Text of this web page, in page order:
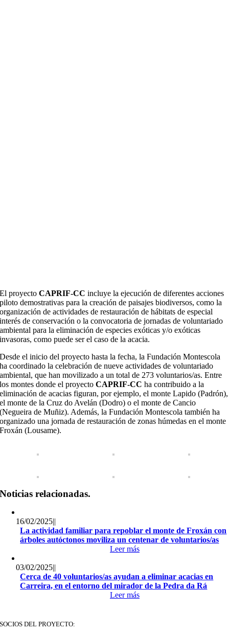
El proyectoCAPRIF-CC incluye la ejecución de diferentes acciones
piloto demostrativas para la creación de paisajes biodiversos, como la
organización de actividades de restauración de hábitats de especial
interés de conservación o la convocatoria de jornadas de voluntariado
ambiental para la eliminación de especies exóticas y/o exóticas
invasoras, como puede ser el caso de la acacia.
Desde el inicio del proyecto hasta la fecha, la Fundación Montescola
ha coordinado la celebración de nueve actividades de voluntariado
ambiental, que han movilizado a un total de 273 voluntarios/as. Entre
los montes donde el proyectoCAPRIF-CC ha contribuido a la
eliminación de acacias figuran, por ejemplo, el monte Lapido (Padrón),
el monte de la Cruz do Avelán (Dodro) o el monte de Cancio
(Negueira de Muñiz). Además, la Fundación Montescola también ha
organizado una jornada de restauración de zonas húmedas en el monte
Froxán (Lousame).
Noticias relacionadas.
16/02/2025||
La actividad familiar para repoblar el monte de Froxán con
árboles autóctonos moviliza un centenar de voluntarios/as
Leer más
03/02/2025||
Cerca de 40 voluntarios/as ayudan a eliminar acacias en
Carreira, en el entorno del mirador de la Pedra da Rá
Leer más
SOCIOS DEL PROYECTO: